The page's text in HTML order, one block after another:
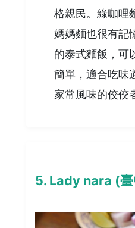
格親民。綠咖哩
媽媽麵也很有記
的泰式麵飯，可
簡單，適合吃味
家常風味的佼佼
5. Lady nara (